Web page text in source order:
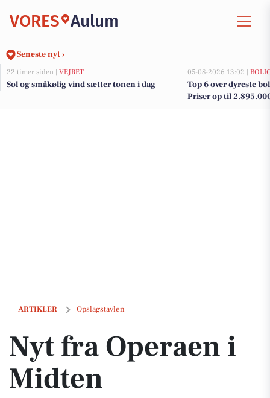
VORES Aulum
Seneste nyt ›
22 timer siden | VEJRET
Sol og småkølig vind sætter tonen i dag
05-08-2026 13:02 |
Top 6 over dyreste
Priser op til
ARTIKLER Opslagstavlen
Nyt fra Operaen i Midten
Nyt fra Operaen i
Midten